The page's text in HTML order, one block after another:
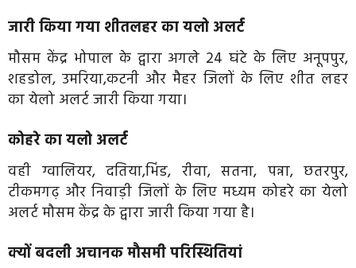
जारी किया गया शीतलहर का यलो अलर्ट
मौसम केंद्र भोपाल के द्वारा अगले 24 घंटे के लिए अनूपपुर,
शहडोल, उमरिया,कटनी और मैहर जिलों के लिए शीत लहर
का येलो अलर्ट जारी किया गया।
कोहरे का यलो अलर्ट
वही ग्वालियर, दतिया,भिंड, रीवा, सतना, पन्ना, छतरपुर,
टीकमगढ़ और निवाड़ी जिलों के लिए मध्यम कोहरे का येलो
अलर्ट मौसम केंद्र के द्वारा जारी किया गया है।
क्यों बदली अचानक मौसमी परिस्थितियां